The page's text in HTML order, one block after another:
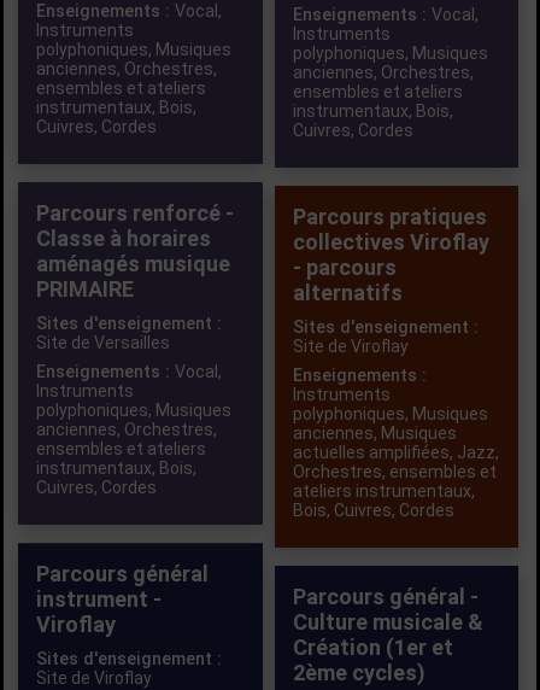
Enseignements : Vocal ,
Instruments
polyphoniques, Musiques
anciennes, Orchestres,
ensembles et ateliers
instrumentaux, Bois,
Cuivres, Cordes
Enseignements : Vocal ,
Instruments
polyphoniques, Musiques
anciennes, Orchestres,
ensembles et ateliers
instrumentaux, Bois,
Cuivres, Cordes
Parcours renforcé -
Classe à horaires
aménagés musique
PRIMAIRE
Sites d'enseignement :
Site de Versailles
Enseignements : Vocal ,
Instruments
polyphoniques, Musiques
anciennes, Orchestres,
ensembles et ateliers
instrumentaux, Bois,
Cuivres, Cordes
Parcours pratiques
collectives Viroflay
- parcours
alternatifs
Sites d'enseignement :
Site de Viroflay
Enseignements :
Instruments
polyphoniques, Musiques
anciennes, Musiques
actuelles amplifiées, Jazz,
Orchestres, ensembles et
ateliers instrumentaux,
Bois, Cuivres, Cordes
Parcours général
instrument -
Viroflay
Sites d'enseignement :
Site de Viroflay
Parcours général -
Culture musicale &
Création (1er et
2ème cycles)